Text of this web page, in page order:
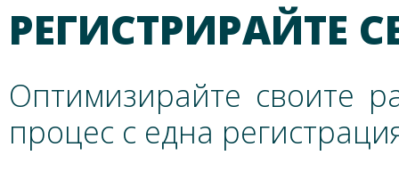
РЕГИСТРИРАЙТЕ
Оптимизирайте своите
процес с една